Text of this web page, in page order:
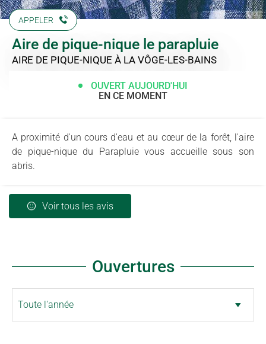
APPELER
Aire de pique-nique le parapluie
AIRE DE PIQUE-NIQUE À LA VÔGE-LES-BAINS
OUVERT AUJOURD'HUI
EN CE MOMENT
A proximité d'un cours d'eau et au cœur de la forêt, l'aire
de pique-nique du Parapluie vous accueille sous son
abris.
Voir tous les avis
Ouvertures